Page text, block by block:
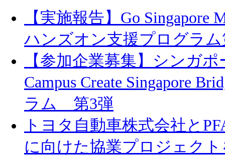
【実施報告】Go Singapore
ハンズオン支援プログラム
【参加企業募集】シンガ
Campus Create Singapore
ラム 第3弾
トヨタ自動車株式会社と
に向けた協業プロジェク